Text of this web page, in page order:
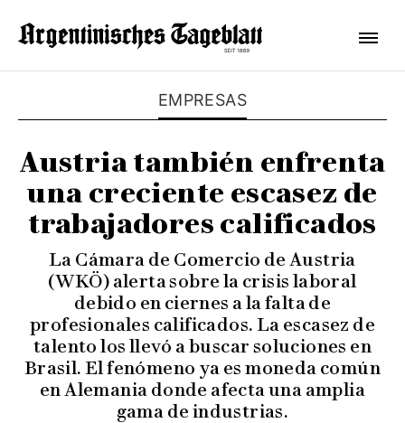
EMPRESAS
Austria también enfrenta
una creciente escasez de
trabajadores calificados
La Cámara de Comercio de Austria
(WKÖ) alerta sobre la crisis laboral
debido en ciernes a la falta de
profesionales calificados. La escasez de
talento los llevó a buscar soluciones en
Brasil. El fenómeno ya es moneda común
en Alemania donde afecta una amplia
gama de industrias.